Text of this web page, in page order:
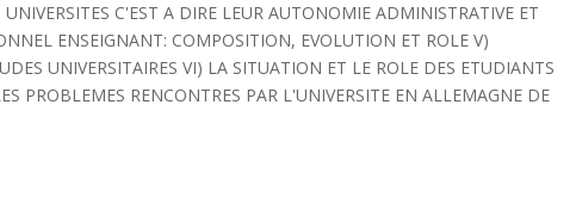
C'EST A DIRE LEUR AUTONOMIE ADMINISTRATIVE ET
ENSEIGNANT: COMPOSITION, EVOLUTION ET ROLE V)
UNIVERSITAIRES VI) LA SITUATION ET LE ROLE DES ETUDIANTS
PROBLEMES RENCONTRES PAR L'UNIVERSITE EN ALLEMAGNE DE